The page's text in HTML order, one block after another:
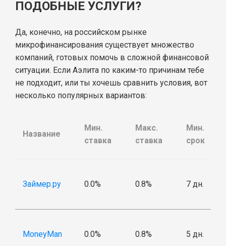
ПОДОБНЫЕ УСЛУГИ?
Да, конечно, на российском рынке
микрофинансирования существует множество
компаний, готовых помочь в сложной финансовой
ситуации. Если Аэлита по каким-то причинам тебе
не подходит, или ты хочешь сравнить условия, вот
несколько популярных вариантов:
Название
Мин.
ставка
Макс.
ставка
Мин.
срок
Займер.ру 0.0% 0.8% 7 дн.
MoneyMan 0.0% 0.8% 5 дн.